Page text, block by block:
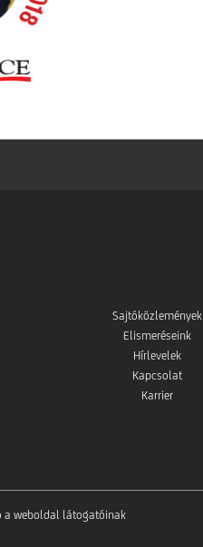
Sajtóközlemények
Elismeréseink
Hírlevelek
Kapcsolat
Karrier
a weboldal látogatóinak